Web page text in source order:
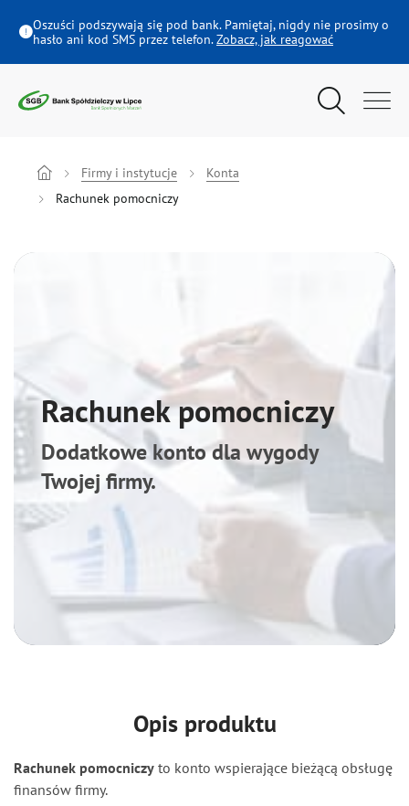
Oszuści podszywają się pod bank. Pamiętaj, nigdy nie prosimy o
hasło ani kod SMS przez telefon.Zobacz, jak reagować
Wyszukiwarka
Klienci Indywidualni
Ubezpieczenia
Aktualności
Kontakt
Firmy i instytucje
Konta
Rachunek pomocniczy
Rachunek pomocniczy
Dodatkowe konto dla wygody
Twojej firmy.
Opis produktu
Rachunek pomocniczy to konto wspierające bieżącą obsługę
finansów firmy.